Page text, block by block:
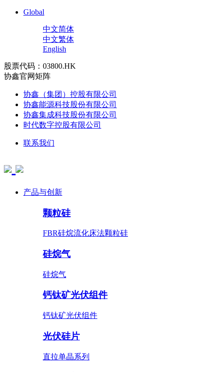
Global
中文简体
中文繁体
English
股票代码：03800.HK
协鑫官网矩阵
协鑫（集团）控股有限公司
协鑫能源科技股份有限公司
协鑫集成科技股份有限公司
时代数字控股有限公司
联系我们
产品与创新
颗粒硅
FBR硅烷流化床法颗粒硅
硅烷气
硅烷气
钙钛矿光伏组件
钙钛矿光伏组件
光伏硅片
直拉单晶系列